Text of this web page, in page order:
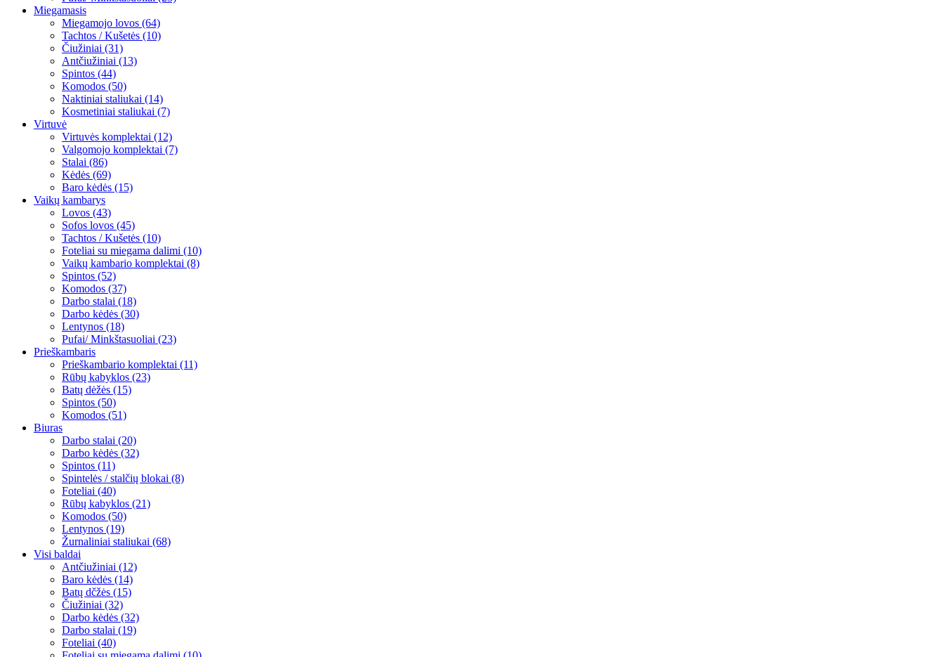
Miegamasis
Miegamojo lovos (64)
Tachtos / Kušetės (10)
Čiužiniai (31)
Antčiužiniai (13)
Spintos (44)
Komodos (50)
Naktiniai staliukai (14)
Kosmetiniai staliukai (7)
Virtuvė
Virtuvės komplektai (12)
Valgomojo komplektai (7)
Stalai (86)
Kėdės (69)
Baro kėdės (15)
Vaikų kambarys
Lovos (43)
Sofos lovos (45)
Tachtos / Kušetės (10)
Foteliai su miegama dalimi (10)
Vaikų kambario komplektai (8)
Spintos (52)
Komodos (37)
Darbo stalai (18)
Darbo kėdės (30)
Lentynos (18)
Pufai/ Minkštasuoliai (23)
Prieškambaris
Prieškambario komplektai (11)
Rūbų kabyklos (23)
Batų dėžės (15)
Spintos (50)
Komodos (51)
Biuras
Darbo stalai (20)
Darbo kėdės (32)
Spintos (11)
Spintelės / stalčių blokai (8)
Foteliai (40)
Rūbų kabyklos (21)
Komodos (50)
Lentynos (19)
Žurnaliniai staliukai (68)
Visi baldai
Antčiužiniai (12)
Baro kėdės (14)
Batų dčžės (15)
Čiužiniai (32)
Darbo kėdės (32)
Darbo stalai (19)
Foteliai (40)